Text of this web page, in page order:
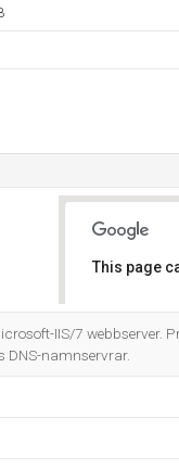
This page
IIS/7 webbserver.
DNS-namnservrar.